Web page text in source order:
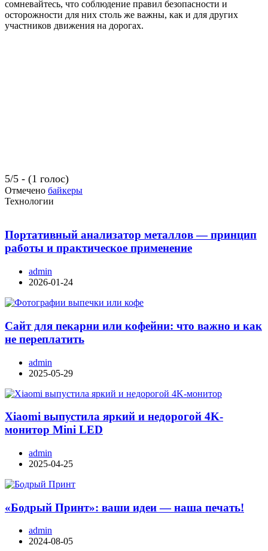
сомневайтесь, что соблюдение правил безопасности и
осторожности для них столь же важны, как и для других
участников движения на дорогах.
5/5 - (1 голос)
Отмечено байкеры
Технологии
Портативный анализатор металлов — принцип
работы и практическое применение
admin
2026-01-24
Сайт для пекарни или кофейни: что важно и как
не переплатить
admin
2025-05-29
Xiaomi выпустила яркий и недорогой 4K-
монитор Mini LED
admin
2025-04-25
«Бодрый Принт»: ваши идеи — наша печать!
admin
2024-08-05